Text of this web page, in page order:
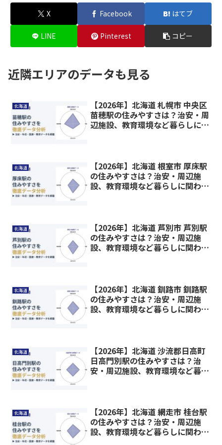
X Facebook はてブ
LINE Pinterest コピー
近隣エリアのデータも見る
北海道
【2026年】北海道 札幌市 中央区
苗穂駅の住みやすさは？治安・周
辺施設、教育環境など暮らしに関
北海道
【2026年】北海道 根室市 厚床駅
の住みやすさは？治安・周辺施
設、教育環境など暮らしに関わる
北海道
【2026年】北海道 芦別市 芦別駅
の住みやすさは？治安・周辺施
設、教育環境など暮らしに関わる
北海道
【2026年】北海道 釧路市 釧路駅
の住みやすさは？治安・周辺施
設、教育環境など暮らしに関わる
北海道
【2026年】北海道 沙流郡日高町
日高門別駅の住みやすさは？治
安・周辺施設、教育環境など暮ら
北海道
【2026年】北海道 網走市 桂台駅
の住みやすさは？治安・周辺施
設、教育環境など暮らしに関わる